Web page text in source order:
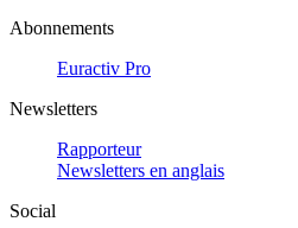
Abonnements
Euractiv Pro
Newsletters
Rapporteur
Newsletters en anglais
Social